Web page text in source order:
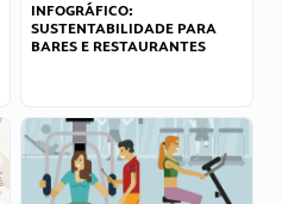
INFOGRÁFICO:
SUSTENTABILIDADE PARA
BARES E RESTAURANTES